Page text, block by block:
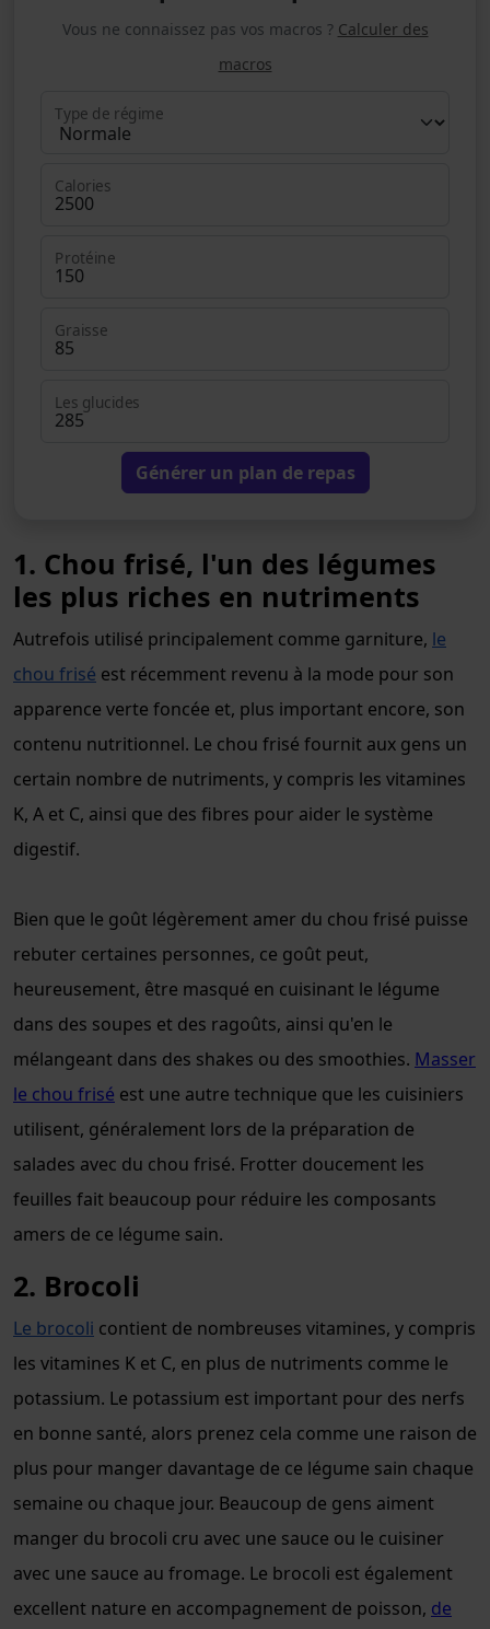
Vous ne connaissez pas vos macros ? Calculer des
macros
Type de régime
Calories
Protéine
Graisse
Les glucides
Générer un plan de repas
1. Chou frisé, l'un des légumes
les plus riches en nutriments
Autrefois utilisé principalement comme garniture, le
chou frisé est récemment revenu à la mode pour son
apparence verte foncée et, plus important encore, son
contenu nutritionnel. Le chou frisé fournit aux gens un
certain nombre de nutriments, y compris les vitamines
K, A et C, ainsi que des fibres pour aider le système
digestif.
Bien que le goût légèrement amer du chou frisé puisse
rebuter certaines personnes, ce goût peut,
heureusement, être masqué en cuisinant le légume
dans des soupes et des ragoûts, ainsi qu'en le
mélangeant dans des shakes ou des smoothies. Masser
le chou frisé est une autre technique que les cuisiniers
utilisent, généralement lors de la préparation de
salades avec du chou frisé. Frotter doucement les
feuilles fait beaucoup pour réduire les composants
amers de ce légume sain.
2. Brocoli
Le brocoli contient de nombreuses vitamines, y compris
les vitamines K et C, en plus de nutriments comme le
potassium. Le potassium est important pour des nerfs
en bonne santé, alors prenez cela comme une raison de
plus pour manger davantage de ce légume sain chaque
semaine ou chaque jour. Beaucoup de gens aiment
manger du brocoli cru avec une sauce ou le cuisiner
avec une sauce au fromage. Le brocoli est également
excellent nature en accompagnement de poisson, de